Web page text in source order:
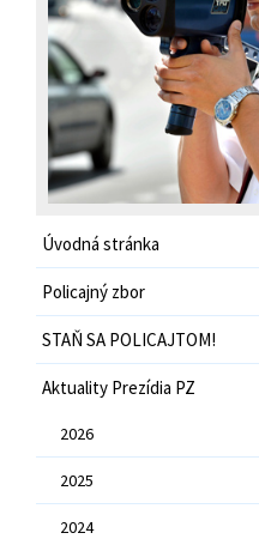
Úvodná stránka
Policajný zbor
STAŇ SA POLICAJTOM!
Aktuality Prezídia PZ
2026
2025
2024